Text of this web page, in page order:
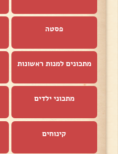
פסטה
מתכונים למנות ראשונות
מתכוני ילדים
קינוחים